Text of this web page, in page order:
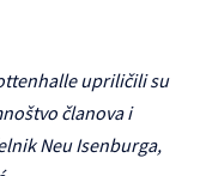
upriličili su
članova i
Neu Isenburga,